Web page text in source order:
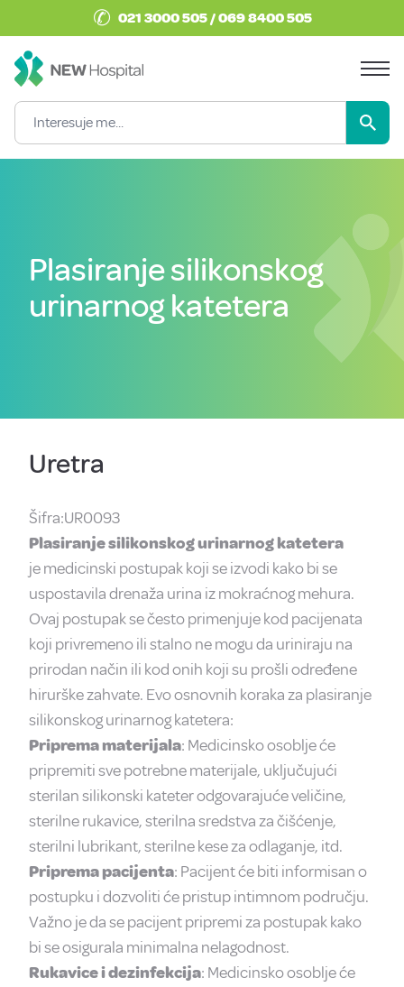
✆ 021 3000 505 / 069 8400 505
Plasiranje silikonskog
urinarnog katetera
Uretra
Šifra:UR0093
Plasiranje silikonskog urinarnog katetera
je medicinski postupak koji se izvodi kako bi se
uspostavila drenaža urina iz mokraćnog mehura.
Ovaj postupak se često primenjuje kod pacijenata
koji privremeno ili stalno ne mogu da uriniraju na
prirodan način ili kod onih koji su prošli određene
hirurške zahvate. Evo osnovnih koraka za plasiranje
silikonskog urinarnog katetera:
Priprema materijala: Medicinsko osoblje će
pripremiti sve potrebne materijale, uključujući
sterilan silikonski kateter odgovarajuće veličine,
sterilne rukavice, sterilna sredstva za čišćenje,
sterilni lubrikant, sterilne kese za odlaganje, itd.
Priprema pacijenta: Pacijent će biti informisan o
postupku i dozvoliti će pristup intimnom području.
Važno je da se pacijent pripremi za postupak kako
bi se osigurala minimalna nelagodnost.
Rukavice i dezinfekcija: Medicinsko osoblje će